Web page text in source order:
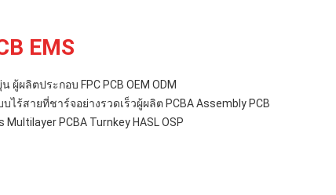
EMS
ผู้ผลิตประกอบ FPC PCB OEM ODM
ไร้สายที่ชาร์จอย่างรวดเร็วผู้ผลิต PCBA Assembly PCB
PCBA Turnkey HASL OSP